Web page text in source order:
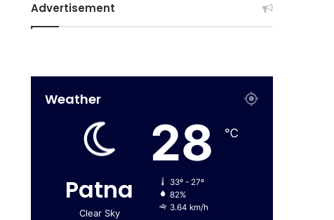
Advertisement
Weather
Patna
Clear Sky
28 ℃
33º - 27º
82%
3.64 km/h